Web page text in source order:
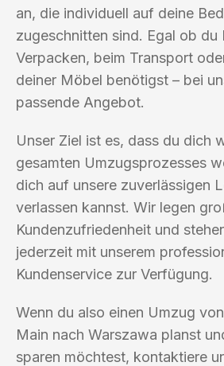
an, die individuell auf deine
zugeschnitten sind. Egal ob du
Verpacken, beim Transport
deiner Möbel benötigst – bei
passende Angebot.
Unser Ziel ist es, dass du dich
gesamten Umzugsprozesses
dich auf unsere zuverlässigen
verlassen kannst. Wir legen
Kundenzufriedenheit und
jederzeit mit unserem
Kundenservice zur Verfügung.
Wenn du also einen Umzug
Main nach Warszawa planst
sparen möchtest, kontaktiere